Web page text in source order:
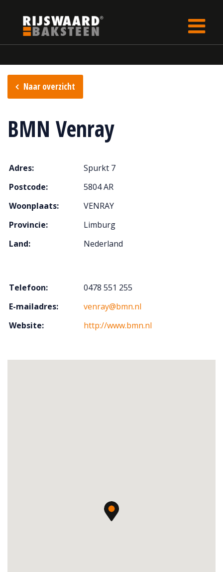
Naar overzicht
BMN Venray
Adres:
Spurkt 7
Postcode:
5804 AR
Woonplaats:
VENRAY
Provincie:
Limburg
Land:
Nederland
Telefoon:
0478 551 255
E-mailadres:
venray@bmn.nl
Website:
http://www.bmn.nl